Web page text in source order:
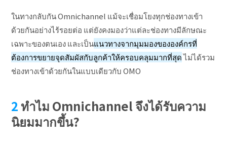
ในทางกลับกัน Omnichannel แม้จะเชื่อมโยงทุกช่องทางเข้า
ด้วยกันอย่างไร้รอยต่อ แต่ยังคงมองว่าแต่ละช่องทางมีลักษณะ
เฉพาะของตนเอง และเป็นแนวทางจากมุมมองขององค์กรที่
ต้องการขยายจุดสัมผัสกับลูกค้าให้ครอบคลุมมากที่สุดไม่ได้รวม
ช่องทางเข้าด้วยกันในแบบเดียวกับ OMO
ทำไม Omnichannel จึงได้รับความ
นิยมมากขึ้น?